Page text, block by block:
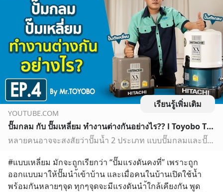
เรียนรู้เพิ่มเติม
YOUTUBE.COM
ปั๊มกลม กับ ปั๊มเหลี่ยม ทำงานต่างกันอย่างไร?? l Toyobo Thailand
หลายคนอาจจะสงสัยว่าปั๊มน้ำ 2 ประเภท แบบปั๊มกลมและปั๊มเหลี่ยมนั้น มีการทำงานต่างกันอย่างไร และเหมาะกับการใช้งานแบบไหนกันบ้าง Mr.Toyobo มีคำตอบ! - - - - - - - ...
#แบบเหลี่ยม มักจะถูกเรียกว่า “ปั๊มแรงดันคงที่” เพราะถูก
ออกแบบมาให้ปั๊มนำ้เข้าบ้าน และเมื่อคนในบ้านเปิดใช้น้ำ
พร้อมกันหลายๆจุด ทุกๆจุดจะมีแรงดันนำ้ใกล้เคียงกัน พูด